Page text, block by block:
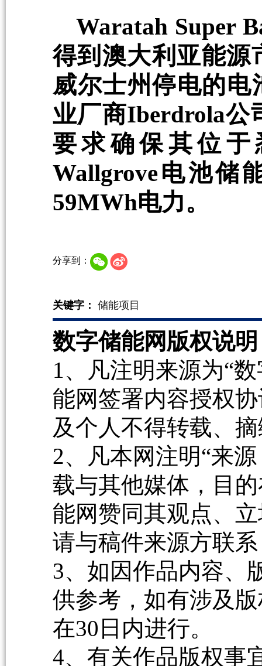
Waratah Super
得到澳大利亚能源
威尔士州停电的
业厂商Iberdrola公
要求确保其位于
Wallgrove电池储
59MWh电力。
分享到：
关键字： 储能项目
数字储能网版权说
1、凡注明来源为“
能网签署内容授权
及个人不得转载、
2、凡本网注明“来
载与其他媒体，目
能网赞同其观点、
请与稿件来源方联
3、如因作品内容、
供参考，如有涉及
在30日内进行。
4、有关作品版权事